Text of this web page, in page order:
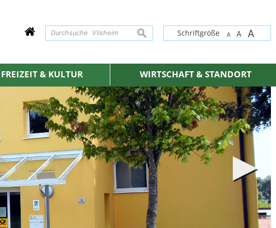
Schriftgröße A A A
suchen
FREIZEIT & KULTUR WIRTSCHAFT & STANDORT